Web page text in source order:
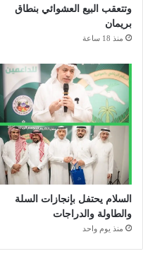
وتتعقب البيع العشوائي بنطاق
بريمان
منذ 18 ساعة
السلام يحتفل بإنجازات السلة
والطاولة والدراجات
منذ يوم واحد